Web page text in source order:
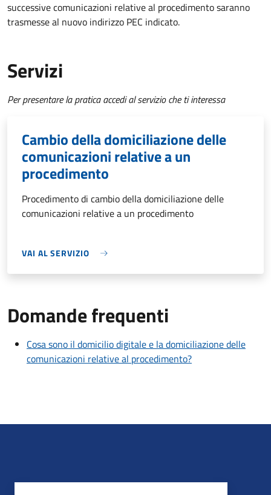
successive comunicazioni relative al procedimento saranno
trasmesse al nuovo indirizzo PEC indicato.
Servizi
Per presentare la pratica accedi al servizio che ti interessa
Cambio della domiciliazione delle
comunicazioni relative a un
procedimento
Procedimento di cambio della domiciliazione delle
comunicazioni relative a un procedimento
VAI AL SERVIZIO
Domande frequenti
Cosa sono il domicilio digitale e la domiciliazione delle
comunicazioni relative al procedimento?